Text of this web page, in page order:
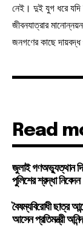
নেই। দুই যুগ ধরে যদি
জীবনযাত্রার
জনগণের কাছে দায়বদ্ধ
Read
জুলাই গণঅভ্যুত্থান
পুলিশের শ্রদ্ধা নিবেদন
বৈষম্যবিরোধী ছাত্র
আসেন প্রতিমন্ত্রী